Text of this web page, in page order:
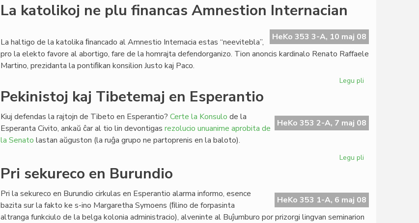
en
Vilno
La katolikoj ne plu financas Amnestion Internacian
HeKo 353 3-A, 10 maj 08
La haltigo de la katolika ﬁnancado al Amnestio Internacia estas “neevitebla”,
pro la elekto favore al abortigo, fare de la homrajta defendorganizo. Tion anoncis kardinalo Renato Raffaele
Martino, prezidanta la pontiﬁkan konsilion Justo kaj Paco.
Legu pli
plu
financas
Pekinistoj kaj Tibetemaj en Esperantio
HeKo 353 2-A, 7 maj 08
Kiuj defendas la rajtojn de Tibeto en Esperantio? Certe la Konsulo de la
Esperanta Civito, ankaŭ ĉar al tio lin devontigas rezolucio unuanime aprobita de
la Senato lastan aŭguston (la ruĝa grupo ne partoprenis en la baloto).
Legu pli
en
Esperantio
Pri sekureco en Burundio
HeKo 353 1-A, 6 maj 08
Pri la sekureco en Burundio cirkulas en Esperantio alarma informo, esence
bazita sur la fakto ke s-ino Margaretha Symoens (ﬁlino de forpasinta
altranga funkciulo de la belga kolonia administracio), alveninte al Buĵumburo por prizorgi lingvan seminarion